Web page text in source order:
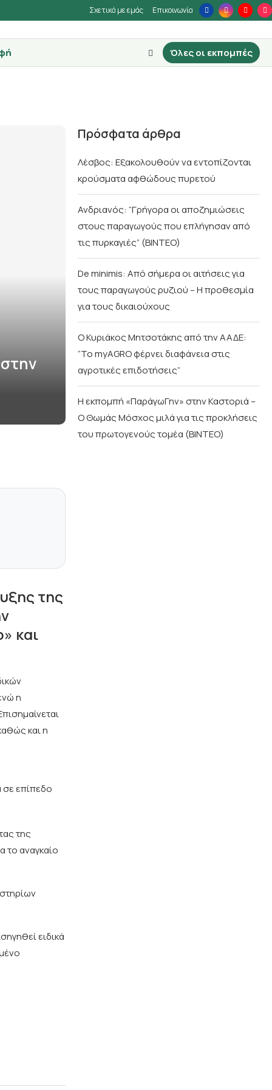
Σχετικά με εμάς Επικοινωνία
Όλες οι εκπομπές
της
και
η
και η
σε επίπεδο
της
το αναγκαίο
ειδικά
Πρόσφατα άρθρα
Λέσβος: Εξακολουθούν να εντοπίζονται
κρούσματα αφθώδους πυρετού
Ανδριανός: “Γρήγορα οι αποζημιώσεις
στους παραγωγούς που επλήγησαν από
τις πυρκαγιές” (BINTEO)
De minimis: Από σήμερα οι αιτήσεις για
τους παραγωγούς ρυζιού – Η προθεσμία
για τους δικαιούχους
Ο Κυριάκος Μητσοτάκης από την ΑΑΔΕ:
“Το myAGRO φέρνει διαφάνεια στις
αγροτικές επιδοτήσεις”
Η εκπομπή «ΠαράγωΓην» στην Καστοριά –
Ο Θωμάς Μόσχος μιλά για τις προκλήσεις
του πρωτογενούς τομέα (ΒΙΝΤΕΟ)